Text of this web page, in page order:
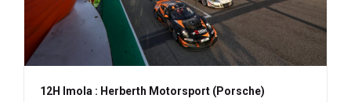
12H Imola : Herberth Motorsport (Porsche)